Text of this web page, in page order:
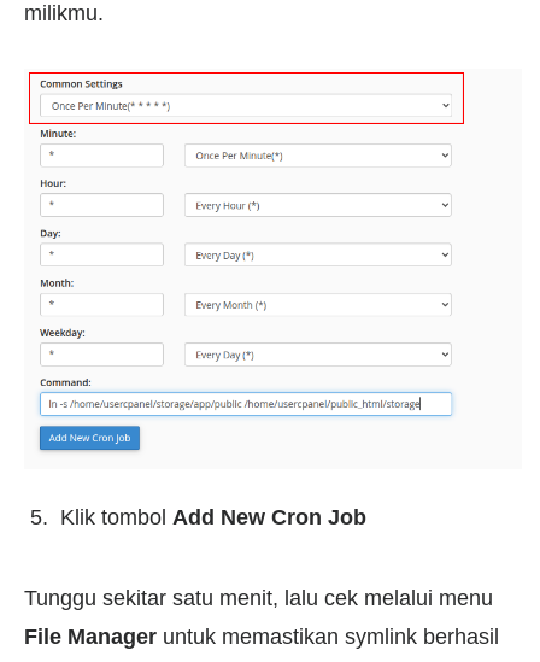
milikmu.
Klik tombol Add New Cron Job
Tunggu sekitar satu menit, lalu cek melalui menu
File Manager untuk memastikan symlink berhasil